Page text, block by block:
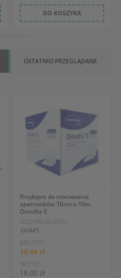
DO KOSZYKA
OSTATNIO PRZEGLĄDANE
Przylepce do mocowania
opatrunków 10cm x 10m
Omnifix E
KOD PRODUKTU:
G0445
BRUTTO
19.44 zł
NETTO
18.00 zł